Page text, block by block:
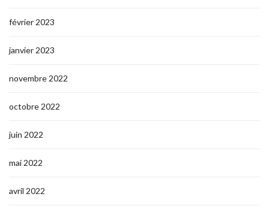
février 2023
janvier 2023
novembre 2022
octobre 2022
juin 2022
mai 2022
avril 2022